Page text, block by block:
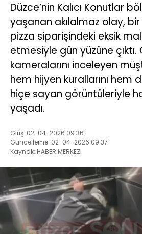
Düzce’nin Kalıcı Konutlar
yaşanan akılalmaz olay,
pizza siparişindeki eksik
etmesiyle gün yüzüne çıktı.
kameralarını inceleyen
hem hijyen kurallarını hem
hiçe sayan görüntüleriyle
yaşadı.
Giriş: 02-04-2026 09:36
Güncelleme: 02-04-2026 09:37
Kaynak: HABER MERKEZI